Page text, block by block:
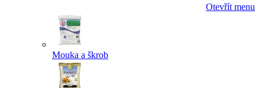
Otevřít menu
Mouka a škrob